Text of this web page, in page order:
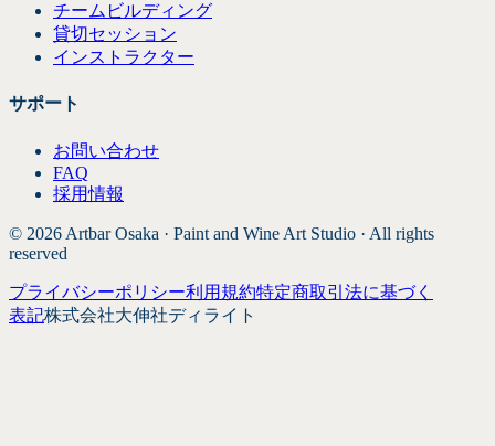
チームビルディング
貸切セッション
インストラクター
サポート
お問い合わせ
FAQ
採用情報
© 2026 Artbar Osaka · Paint and Wine Art Studio · All rights
reserved
プライバシーポリシー利用規約特定商取引法に基づく
表記株式会社大伸社ディライト